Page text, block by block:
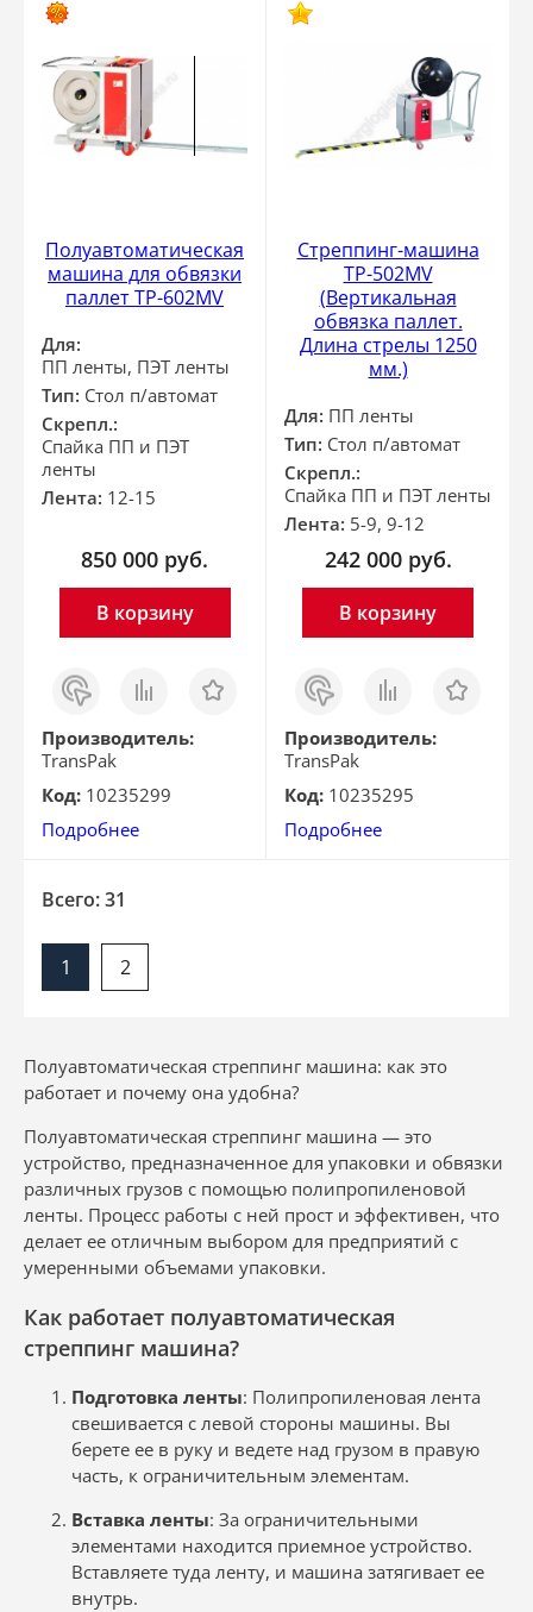
Полуавтоматическая
машина для обвязки
паллет TP-602MV
Для:
ПП ленты, ПЭТ ленты
Тип: Стол п/автомат
Скрепл.:
Спайка ПП и ПЭТ
ленты
Лента: 12-15
850 000 руб.
В корзину
Заказ
в 1
клик
Сравнить Отложить
Производитель:
TransPak
Код: 10235299
Подробнее
Стреппинг-машина
ТР-502MV
(Вертикальная
обвязка паллет.
Длина стрелы 1250
мм.)
Для: ПП ленты
Тип: Стол п/автомат
Скрепл.:
Спайка ПП и ПЭТ ленты
Лента: 5-9, 9-12
242 000 руб.
В корзину
Заказ
в 1
клик
Сравнить Отложить
Производитель:
TransPak
Код: 10235295
Подробнее
Всего: 31
1 2
Полуавтоматическая стреппинг машина: как это
работает и почему она удобна?
Полуавтоматическая стреппинг машина — это
устройство, предназначенное для упаковки и обвязки
различных грузов с помощью полипропиленовой
ленты. Процесс работы с ней прост и эффективен, что
делает ее отличным выбором для предприятий с
умеренными объемами упаковки.
Как работает полуавтоматическая
стреппинг машина?
Подготовка ленты: Полипропиленовая лента
свешивается с левой стороны машины. Вы
берете ее в руку и ведете над грузом в правую
часть, к ограничительным элементам.
Вставка ленты: За ограничительными
элементами находится приемное устройство.
Вставляете туда ленту, и машина затягивает ее
внутрь.